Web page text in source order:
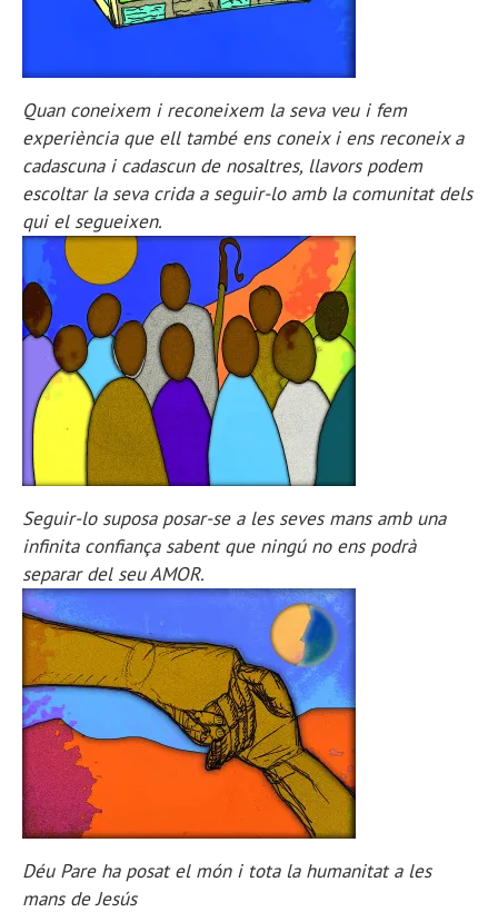
Quan coneixem i reconeixem la seva veu i fem
experiència que ell també ens coneix i ens reconeix a
cadascuna i cadascun de nosaltres, llavors podem
escoltar la seva crida a seguir-lo amb la comunitat dels
qui el segueixen.
Seguir-lo suposa posar-se a les seves mans amb una
infinita confiança sabent que ningú no ens podrà
separar del seu AMOR.
Déu Pare ha posat el món i tota la humanitat a les
mans de Jesús